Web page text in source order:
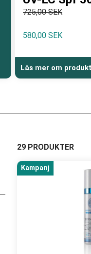
725,00 SEK
580,00 SEK
Läs mer om
29 PRODUKTER
Kampanj